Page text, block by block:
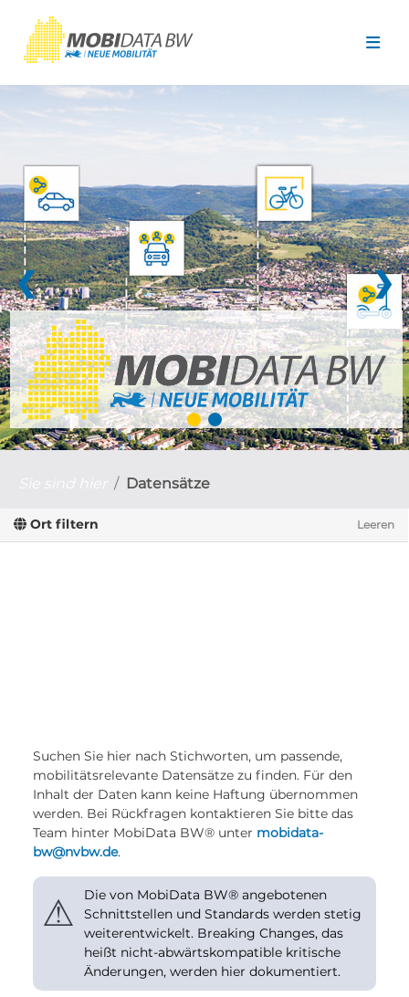
❮ ❯
Datensätze
Ort filtern Leeren
Suchen Sie hier nach Stichworten, um passende,
mobilitätsrelevante Datensätze zu finden. Für den
Inhalt der Daten kann keine Haftung übernommen
werden. Bei Rückfragen kontaktieren Sie bitte das
Team hinter MobiData BW® unter mobidata-
bw@nvbw.de.
⚠
Die von MobiData BW® angebotenen
Schnittstellen und Standards werden stetig
weiterentwickelt. Breaking Changes, das
heißt nicht-abwärtskompatible kritische
Änderungen, werden hier dokumentiert.